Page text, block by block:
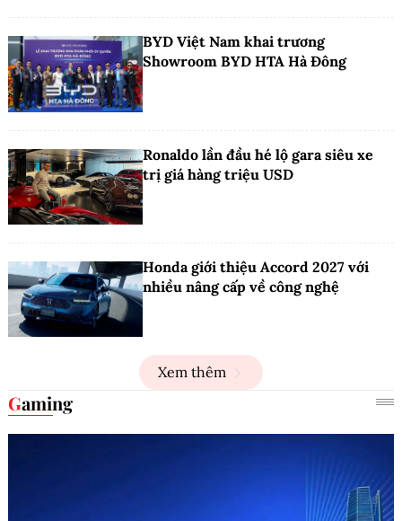
BYD Việt Nam khai trương
Showroom BYD HTA Hà Đông
Ronaldo lần đầu hé lộ gara siêu xe
trị giá hàng triệu USD
Honda giới thiệu Accord 2027 với
nhiều nâng cấp về công nghệ
Xem thêm
Gaming